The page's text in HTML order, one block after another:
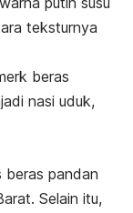
teksturnya
beras
nasi uduk,
beras pandan
Selain itu,